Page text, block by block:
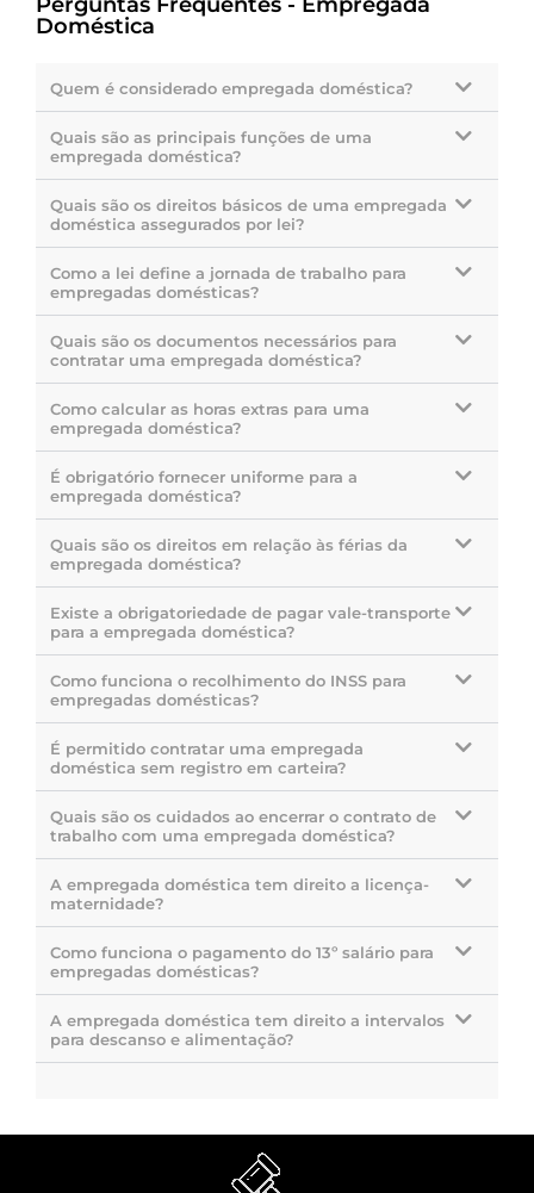
Doméstica
Quem é considerado empregada doméstica?
Quais são as principais funções de uma
empregada doméstica?
Quais são os direitos básicos de uma empregada
doméstica assegurados por lei?
Como a lei define a jornada de trabalho para
empregadas domésticas?
Quais são os documentos necessários para
contratar uma empregada doméstica?
Como calcular as horas extras para uma
empregada doméstica?
É obrigatório fornecer uniforme para a
empregada doméstica?
Quais são os direitos em relação às férias da
empregada doméstica?
Existe a obrigatoriedade de pagar vale-transporte
para a empregada doméstica?
Como funciona o recolhimento do INSS para
empregadas domésticas?
É permitido contratar uma empregada
doméstica sem registro em carteira?
Quais são os cuidados ao encerrar o contrato de
trabalho com uma empregada doméstica?
A empregada doméstica tem direito a licença-
maternidade?
Como funciona o pagamento do 13º salário para
empregadas domésticas?
A empregada doméstica tem direito a intervalos
para descanso e alimentação?